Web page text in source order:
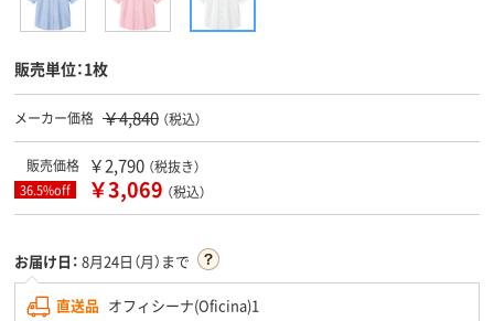
販売単位：1枚
メーカー価格 ￥4,840 （税込）
販売価格 ￥2,790 （税抜き）
36.5%off ￥3,069 （税込）
お届け日： 8月24日（月）まで
直送品 オフィシーナ(Oficina)1